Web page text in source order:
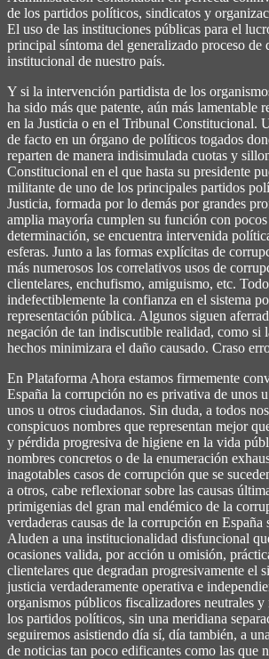
de los partidos políticos, sindicatos y
El uso de las instituciones públicas para el
principal síntoma del generalizado proceso de
institucional de nuestro país.
Y si la intervención partidista de los
ha sido más que patente, aún más lamentable
en la Justicia o en el Tribunal Constitucional.
de facto en un órgano de políticos togados
reparten de manera indisimulada cuotas y
Constitucional en el que hasta su presidente
militante de uno de los principales partidos
Justicia, formada por lo demás por grandes
amplia mayoría cumplen su función con
determinación, se encuentra intervenida
esferas. Junto a las formas explícitas de
más numerosos los correlativos usos de
clientelares, enchufismo, amiguismo, etc.
indefectiblemente la confianza en el sistema
representación pública. Algunos siguen
negación de tan indiscutible realidad, como si
hechos minimizara el daño causado. Craso
En Plataforma Ahora estamos firmemente
España la corrupción no es privativa de unos
unos u otros ciudadanos. Sin duda, a todos
conspicuos nombres que representan mejor
y pérdida progresiva de higiene en la vida
nombres concretos o de la enumeración
inagotables casos de corrupción que se
a otros, cabe reflexionar sobre las causas
primigenias del gran mal endémico de la
verdaderas causas de la corrupción en España
Aluden a una institucionalidad disfuncional
ocasiones valida, por acción u omisión,
clientelares que degradan progresivamente el
justicia verdaderamente operativa e
organismos públicos fiscalizadores neutrales
los partidos políticos, sin una meridiana
seguiremos asistiendo día sí, día también, a
de noticias tan poco edificantes como las que